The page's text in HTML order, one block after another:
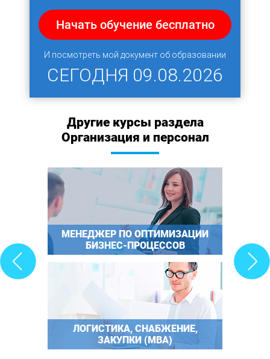
Начать обучение бесплатно
И посмотреть мой документ об образовании
СЕГОДНЯ 09.08.2026
Другие курсы раздела
Организация и персонал
МЕНЕДЖЕР ПО ОПТИМИЗАЦИИ
БИЗНЕС-ПРОЦЕССОВ
ЛОГИСТИКА, СНАБЖЕНИЕ,
ЗАКУПКИ (MBA)